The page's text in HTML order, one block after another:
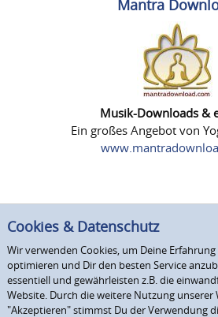
Mantra
Musik-Downloads &
Ein großes Angebot von
Cookies & Datenschutz
Wir verwenden Cookies, um Deine
optimieren und Dir den besten Service
essentiell und gewährleisten z.B. die
Website. Durch die weitere Nutzung unserer
"Akzeptieren" stimmst Du der Verwendung